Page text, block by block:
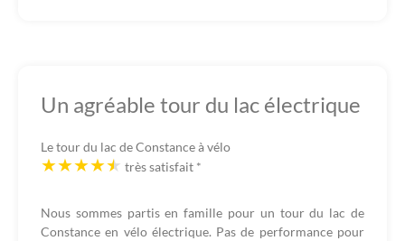
Un agréable tour du lac électrique
Le tour du lac de Constance à vélo
très satisfait *
Nous sommes partis en famille pour un tour du lac de
Constance en vélo électrique. Pas de performance pour